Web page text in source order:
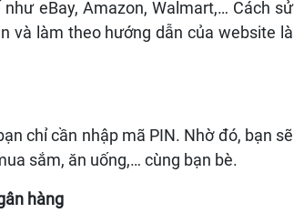
eBay, Amazon, Walmart,… Cách sử
và làm theo hướng dẫn của website là
chỉ cần nhập mã PIN. Nhờ đó, bạn sẽ
sắm, ăn uống,… cùng bạn bè.
hàng